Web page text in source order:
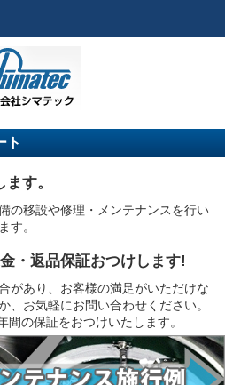
ト
す。
の移設や修理・メンテナンスを行い
す。
・返品保証おつけします!
があり、お客様の満足がいただけな
、お気軽にお問い合わせください。
の保証をおつけいたします。